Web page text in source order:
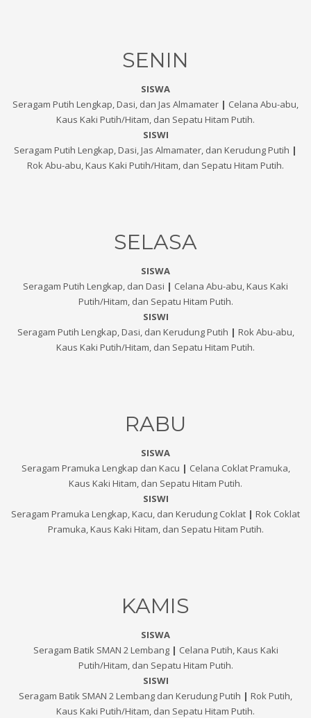
SENIN
SISWA
Seragam Putih Lengkap, Dasi, dan Jas Almamater | Celana Abu-abu,
Kaus Kaki Putih/Hitam, dan Sepatu Hitam Putih.
SISWI
Seragam Putih Lengkap, Dasi, Jas Almamater, dan Kerudung Putih |
Rok Abu-abu, Kaus Kaki Putih/Hitam, dan Sepatu Hitam Putih.
SELASA
SISWA
Seragam Putih Lengkap, dan Dasi | Celana Abu-abu, Kaus Kaki
Putih/Hitam, dan Sepatu Hitam Putih.
SISWI
Seragam Putih Lengkap, Dasi, dan Kerudung Putih | Rok Abu-abu,
Kaus Kaki Putih/Hitam, dan Sepatu Hitam Putih.
RABU
SISWA
Seragam Pramuka Lengkap dan Kacu | Celana Coklat Pramuka,
Kaus Kaki Hitam, dan Sepatu Hitam Putih.
SISWI
Seragam Pramuka Lengkap, Kacu, dan Kerudung Coklat | Rok Coklat
Pramuka, Kaus Kaki Hitam, dan Sepatu Hitam Putih.
KAMIS
SISWA
Seragam Batik SMAN 2 Lembang | Celana Putih, Kaus Kaki
Putih/Hitam, dan Sepatu Hitam Putih.
SISWI
Seragam Batik SMAN 2 Lembang dan Kerudung Putih | Rok Putih,
Kaus Kaki Putih/Hitam, dan Sepatu Hitam Putih.